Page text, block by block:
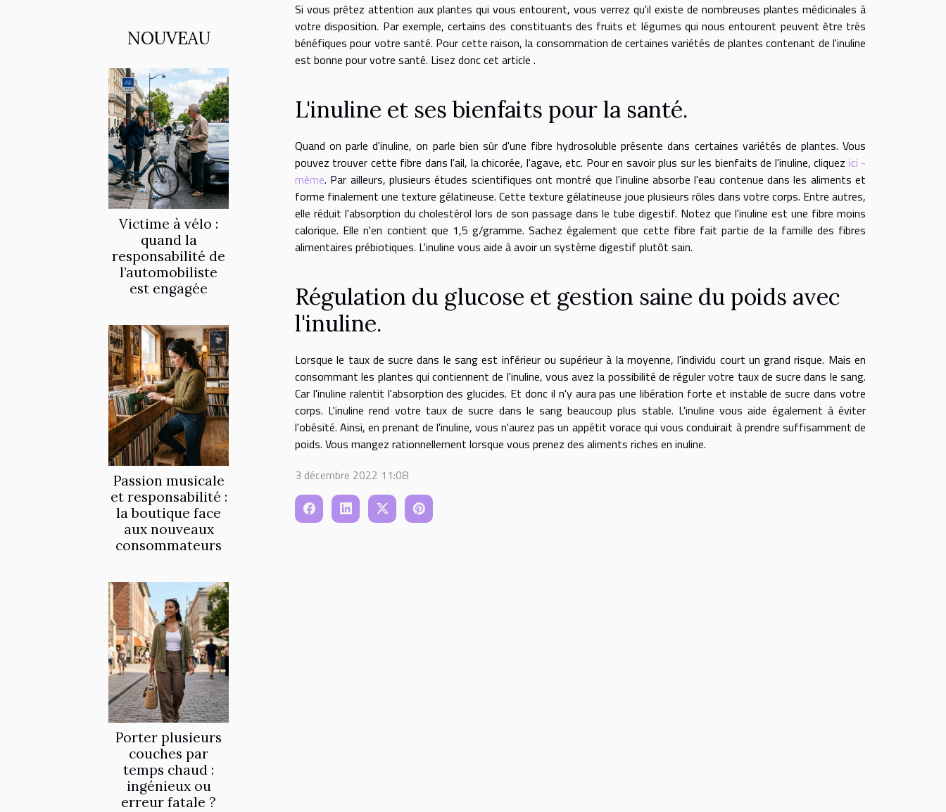
NOUVEAU
Victime à vélo :
quand la
responsabilité de
l’automobiliste
est engagée
Passion musicale
et responsabilité :
la boutique face
aux nouveaux
consommateurs
Porter plusieurs
couches par
temps chaud :
ingénieux ou
erreur fatale ?
Si vous prêtez attention aux plantes qui vous entourent, vous verrez qu'il existe de nombreuses plantes médicinales à
votre disposition. Par exemple, certains des constituants des fruits et légumes qui nous entourent peuvent être très
bénéfiques pour votre santé. Pour cette raison, la consommation de certaines variétés de plantes contenant de l'inuline
est bonne pour votre santé. Lisez donc cet article .
L'inuline et ses bienfaits pour la santé.
Quand on parle d'inuline, on parle bien sûr d'une fibre hydrosoluble présente dans certaines variétés de plantes. Vous
pouvez trouver cette fibre dans l'ail, la chicorée, l'agave, etc. Pour en savoir plus sur les bienfaits de l'inuline, cliquez ici -
même. Par ailleurs, plusieurs études scientifiques ont montré que l'inuline absorbe l'eau contenue dans les aliments et
forme finalement une texture gélatineuse. Cette texture gélatineuse joue plusieurs rôles dans votre corps. Entre autres,
elle réduit l'absorption du cholestérol lors de son passage dans le tube digestif. Notez que l'inuline est une fibre moins
calorique. Elle n'en contient que 1,5 g/gramme. Sachez également que cette fibre fait partie de la famille des fibres
alimentaires prébiotiques. L'inuline vous aide à avoir un système digestif plutôt sain.
Régulation du glucose et gestion saine du poids avec
l'inuline.
Lorsque le taux de sucre dans le sang est inférieur ou supérieur à la moyenne, l'individu court un grand risque. Mais en
consommant les plantes qui contiennent de l'inuline, vous avez la possibilité de réguler votre taux de sucre dans le sang.
Car l'inuline ralentit l'absorption des glucides. Et donc il n'y aura pas une libération forte et instable de sucre dans votre
corps. L'inuline rend votre taux de sucre dans le sang beaucoup plus stable. L'inuline vous aide également à éviter
l'obésité. Ainsi, en prenant de l'inuline, vous n'aurez pas un appétit vorace qui vous conduirait à prendre suffisamment de
poids. Vous mangez rationnellement lorsque vous prenez des aliments riches en inuline.
3 décembre 2022 11:08